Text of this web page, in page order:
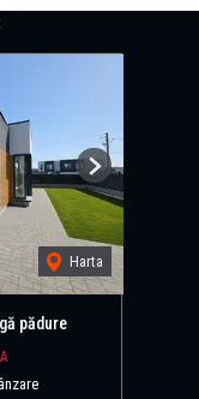
Harta
Next
pădure